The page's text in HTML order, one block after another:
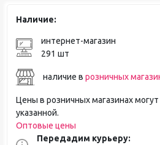
Наличие:
интернет-магазин
291 шт
наличие в розничных
Цены в розничных магазинах могут
указанной.
Оптовые цены
Передадим курьеру: